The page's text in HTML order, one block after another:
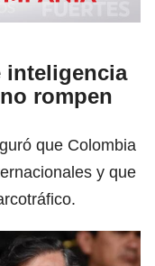
inteligencia
rompen
que Colombia
y que